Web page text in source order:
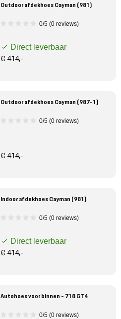
Outdoor afdekhoes Cayman (981)
0/5 (0 reviews)
Direct leverbaar
€ 414,-
Outdoor afdekhoes Cayman (987-1)
0/5 (0 reviews)
€ 414,-
Indoor afdekhoes Cayman (981)
0/5 (0 reviews)
Direct leverbaar
€ 414,-
Autohoes voor binnen - 718 GT4
0/5 (0 reviews)